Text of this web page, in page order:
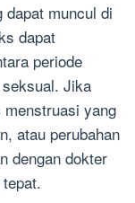
dapat muncul di
dapat
periode
Jika
yang
atau perubahan
dengan dokter